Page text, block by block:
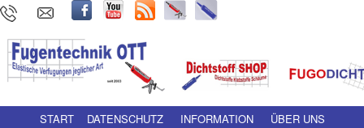
Hauptmenü Zum Inhalt wechseln
Zum sekundären Inhalt wechseln
START DATENSCHUTZ INFORMATION
ÜBER UNS